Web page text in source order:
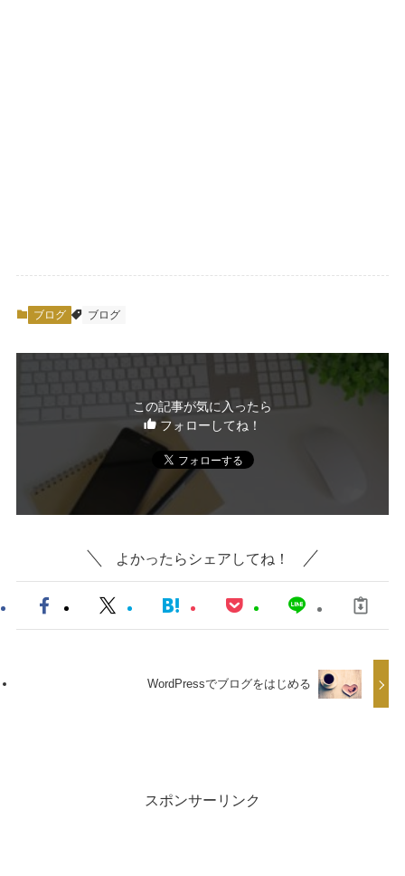
ブログ ブログ
この記事が気に入ったら
フォローしてね！
よかったらシェアしてね！
WordPressでブログをはじめる
スポンサーリンク